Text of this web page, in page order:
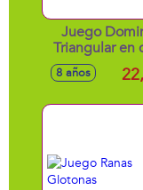
Juego
Triangular en
de metal
27x27x5,7
8 años